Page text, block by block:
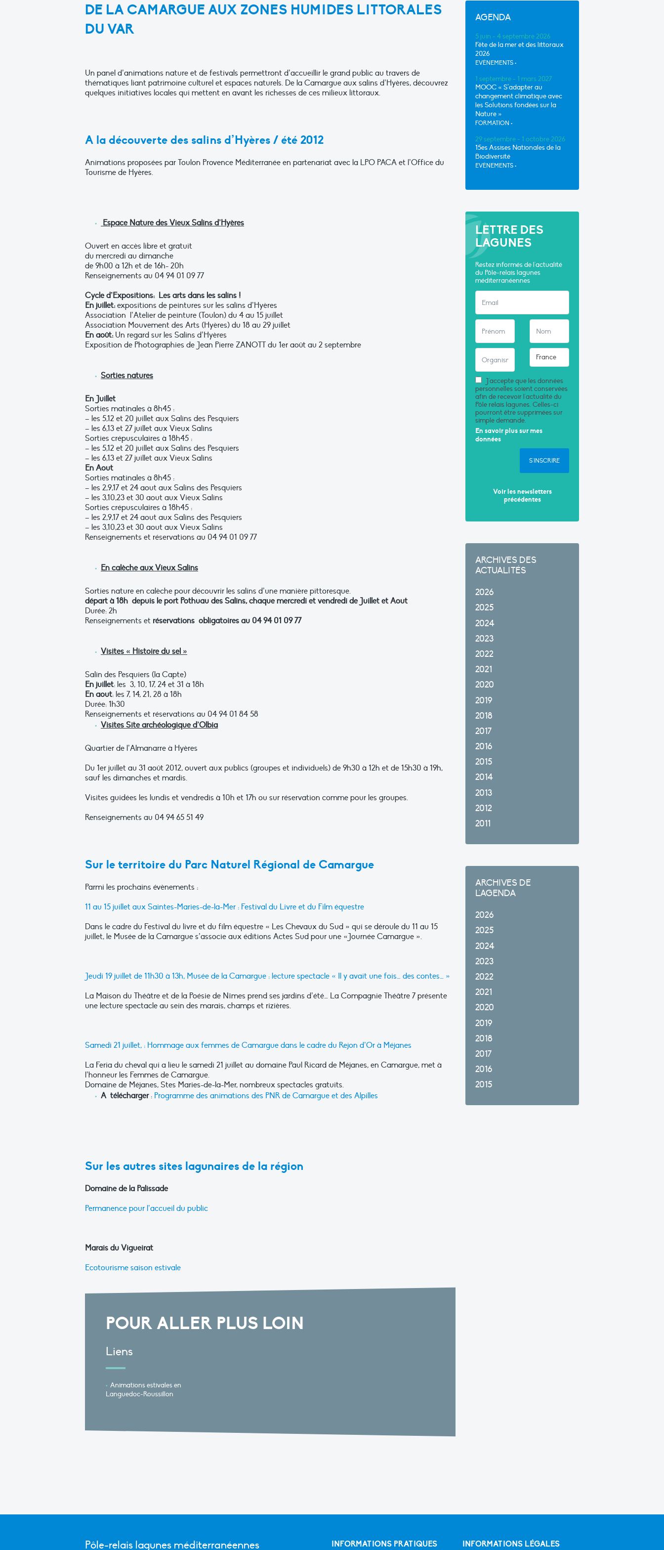
DE LA CAMARGUE AUX ZONES HUMIDES LITTORALES
DU VAR
Un panel d’animations nature et de festivals permettront d’accueillir le grand public au travers de
thématiques liant patrimoine culturel et espaces naturels. De la Camargue aux salins d’Hyères, découvrez
quelques initiatives locales qui mettent en avant les richesses de ces milieux littoraux.
A la découverte des salins d’Hyères / été 2012
Animations proposées par Toulon Provence Méditerranée en partenariat avec la LPO PACA et l’Office du
Tourisme de Hyères.
Espace Nature des Vieux Salins d’Hyères
Ouvert en accès libre et gratuit
du mercredi au dimanche
de 9h00 à 12h et de 16h- 20h
Renseignements au 04 94 01 09 77
Cycle d’Expositions: Les arts dans les salins !
En juillet:expositions de peintures sur les salins d’Hyères
Association l’Atelier de peinture (Toulon) du 4 au 15 juillet
Association Mouvement des Arts (Hyères) du 18 au 29 juillet
En août: Un regard sur les Salins d’Hyères
Exposition de Photographies de Jean Pierre ZANOTT du 1er août au 2 septembre
Sorties natures
En Juillet
Sorties matinales à 8h45 :
– les 5,12 et 20 juillet aux Salins des Pesquiers
– les 6,13 et 27 juillet aux Vieux Salins
Sorties crépusculaires à 18h45 :
– les 5,12 et 20 juillet aux Salins des Pesquiers
– les 6,13 et 27 juillet aux Vieux Salins
En Aout
Sorties matinales à 8h45 :
– les 2,9,17 et 24 aout aux Salins des Pesquiers
– les 3,10,23 et 30 aout aux Vieux Salins
Sorties crépusculaires à 18h45 :
– les 2,9,17 et 24 aout aux Salins des Pesquiers
– les 3,10,23 et 30 aout aux Vieux Salins
Renseignements et réservations au 04 94 01 09 77
En calèche aux Vieux Salins
Sorties nature en calèche pour découvrir les salins d’une manière pittoresque.
départ à 18h depuis le port Pothuau des Salins, chaque mercredi et vendredi de Juillet et Aout
Durée: 2h
Renseignements et réservations obligatoires au 04 94 01 09 77
Visites « Histoire du sel »
Salin des Pesquiers (la Capte)
En juillet: les 3, 10, 17, 24 et 31 à 18h
En aout: les 7, 14, 21, 28 à 18h
Durée: 1h30
Renseignements et réservations au 04 94 01 84 58
Visites Site archéologique d’Olbia
Quartier de l’Almanarre à Hyères
Du 1er juillet au 31 août 2012, ouvert aux publics (groupes et individuels) de 9h30 à 12h et de 15h30 à 19h,
sauf les dimanches et mardis.
Visites guidées les lundis et vendredis à 10h et 17h ou sur réservation comme pour les groupes.
Renseignements au 04 94 65 51 49
Sur le territoire du Parc Naturel Régional de Camargue
Parmi les prochains évènements :
11 au 15 juillet aux Saintes-Maries-de-la-Mer : Festival du Livre et du Film équestre
Dans le cadre du Festival du livre et du film équestre « Les Chevaux du Sud » qui se déroule du 11 au 15
juillet, le Musée de la Camargue s’associe aux éditions Actes Sud pour une «Journée Camargue ».
Jeudi 19 juillet de 11h30 à 13h, Musée de la Camargue : lecture spectacle « Il y avait une fois… des contes… »
La Maison du Théâtre et de la Poésie de Nîmes prend ses jardins d’été… La Compagnie Théâtre 7 présente
une lecture spectacle au sein des marais, champs et rizières.
Samedi 21 juillet, : Hommage aux femmes de Camargue dans le cadre du Rejon d’Or à Méjanes
La Feria du cheval qui a lieu le samedi 21 juillet au domaine Paul Ricard de Méjanes, en Camargue, met à
l’honneur les Femmes de Camargue.
Domaine de Méjanes, Stes Maries-de-la-Mer, nombreux spectacles gratuits.
A télécharger : Programme des animations des PNR de Camargue et des Alpilles
Sur les autres sites lagunaires de la région
Domaine de la Palissade
Permanence pour l’accueil du public
Marais du Vigueirat
Ecotourisme saison estivale
POUR ALLER PLUS LOIN
Liens
Animations estivales en
Languedoc-Roussillon
AGENDA
5 juin - 4 septembre 2026
Fête de la mer et des littoraux
2026
EVÈNEMENTS •
1 septembre - 1 mars 2027
MOOC « S’adapter au
changement climatique avec
les Solutions fondées sur la
Nature »
FORMATION •
29 septembre - 1 octobre 2026
15es Assises Nationales de la
Biodiversité
EVÈNEMENTS •
LETTRE DES
LAGUNES
Restez informés de l'actualité
du Pôle-relais lagunes
méditerranéennes
J'accepte que les données
personnelles soient conservées
afin de recevoir l'actualité du
Pôle relais lagunes. Celles-ci
pourront être supprimées sur
simple demande.
En savoir plus sur mes
données
S'INSCRIRE
Voir les newsletters
précédentes
ARCHIVES DES
ACTUALITÉS
2026
2025
2024
2023
2022
2021
2020
2019
2018
2017
2016
2015
2014
2013
2012
2011
ARCHIVES DE
L'AGENDA
2026
2025
2024
2023
2022
2021
2020
2019
2018
2017
2016
2015
Pôle-relais lagunes méditerranéennes INFORMATIONS PRATIQUES INFORMATIONS LÉGALES